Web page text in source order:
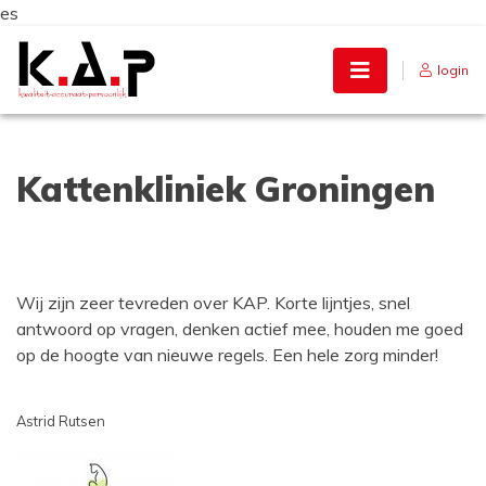
es
Skip
content
login
Kattenkliniek Groningen
Wij zijn zeer tevreden over KAP. Korte lijntjes, snel
antwoord op vragen, denken actief mee, houden me goed
op de hoogte van nieuwe regels. Een hele zorg minder!
Astrid Rutsen